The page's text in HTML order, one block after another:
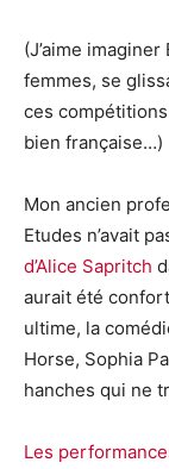
(J’aime
femmes, se
ces
bien française…)
Mon ancien
Etudes n’avait
d’Alice Sapritch
aurait été
ultime, la
Horse, Sophia
hanches qui ne
Les